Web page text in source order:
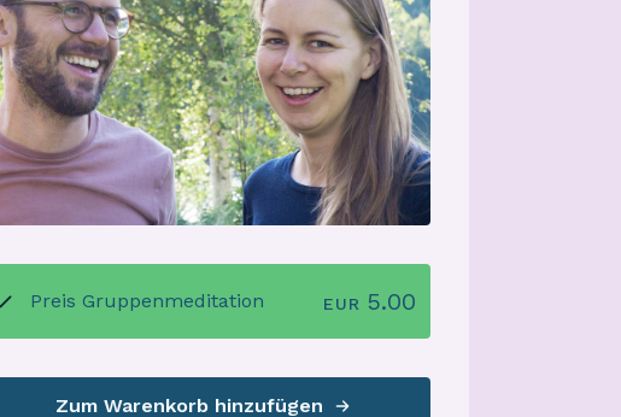
Preis Gruppenmeditation EUR 5.00
Zum Warenkorb hinzufügen